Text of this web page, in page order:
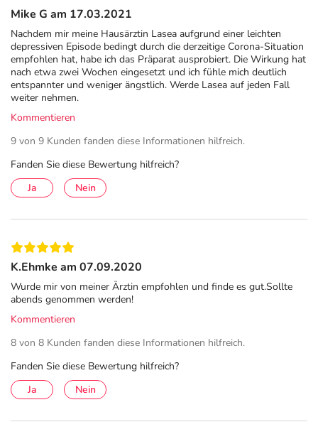
Mike G am 17.03.2021
Nachdem mir meine Hausärztin Lasea aufgrund einer leichten
depressiven Episode bedingt durch die derzeitige Corona-Situation
empfohlen hat, habe ich das Präparat ausprobiert. Die Wirkung hat
nach etwa zwei Wochen eingesetzt und ich fühle mich deutlich
entspannter und weniger ängstlich. Werde Lasea auf jeden Fall
weiter nehmen.
Kommentieren
9 von 9 Kunden fanden diese Informationen hilfreich.
Fanden Sie diese Bewertung hilfreich?
Ja
Nein
K.Ehmke am 07.09.2020
Wurde mir von meiner Ärztin empfohlen und finde es gut.Sollte
abends genommen werden!
Kommentieren
8 von 8 Kunden fanden diese Informationen hilfreich.
Fanden Sie diese Bewertung hilfreich?
Ja
Nein